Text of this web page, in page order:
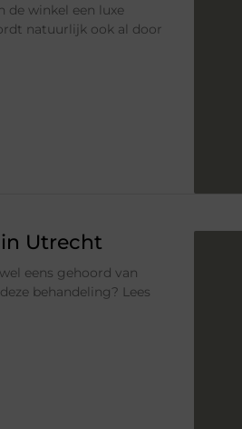
de winkel een luxe
natuurlijk ook al door
Utrecht
eens gehoord van
behandeling? Lees